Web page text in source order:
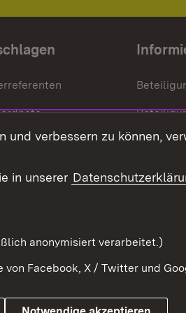
Impressum Kontakt
verbessern zu können,
in unserer
anonymisiert verarbeitet.)
Facebook, X / Twitter und